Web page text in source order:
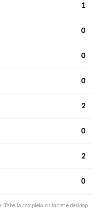
1
0
0
0
2
0
2
0
Tabella completa su tablet e desktop.